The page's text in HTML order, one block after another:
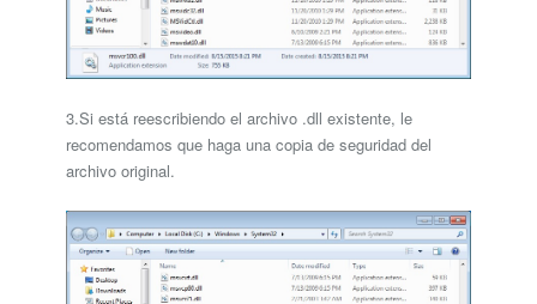
3.Si está reescribiendo el archivo .dll existente, le
recomendamos que haga una copia de seguridad del
archivo original.